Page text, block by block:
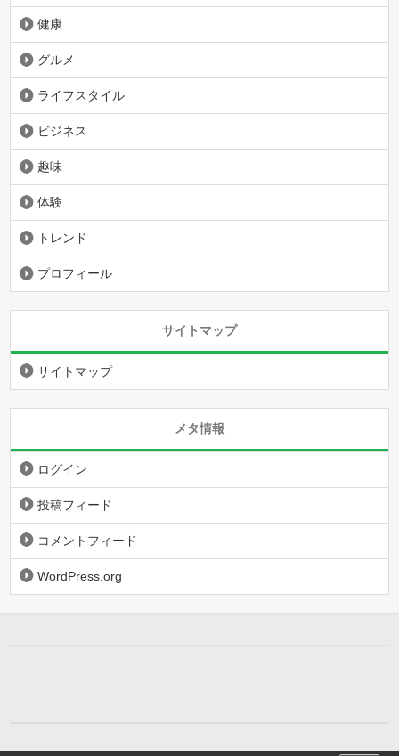
健康
グルメ
ライフスタイル
ビジネス
趣味
体験
トレンド
プロフィール
サイトマップ
サイトマップ
メタ情報
ログイン
投稿フィード
コメントフィード
WordPress.org